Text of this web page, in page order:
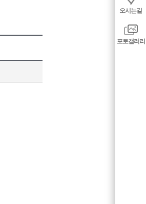
오시는길
포토갤러리